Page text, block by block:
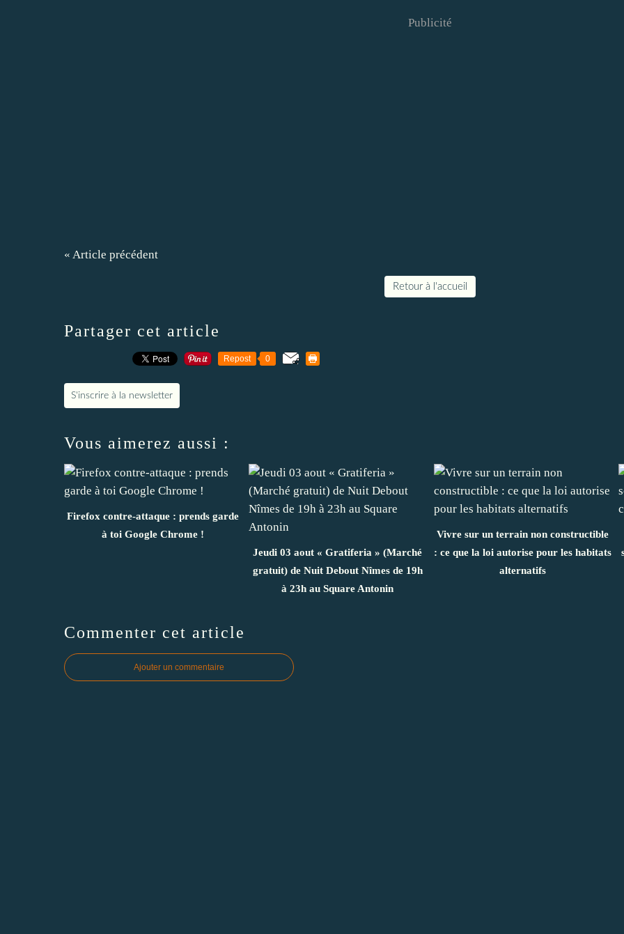
Publicité
« Article précédent
Retour à l'accueil
Partager cet article
Repost 0
S'inscrire à la newsletter
Vous aimerez aussi :
Firefox contre-attaque : prends garde
à toi Google Chrome !
Jeudi 03 aout « Gratiferia » (Marché
gratuit) de Nuit Debout Nîmes de 19h
à 23h au Square Antonin
Vivre sur un terrain non constructible
: ce que la loi autorise pour les habitats
alternatifs
Commenter cet article
Ajouter un commentaire